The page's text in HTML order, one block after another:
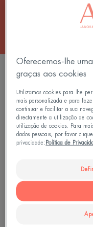
1 resultado
hipersensível"
Creme
Oferecemos-lhe
graças aos cookies
Utilizamos cookies para lhe
mais personalizada e para
continuar e facilitar a sua
directamente a utilização de
utilização de cookies. Para
dados pessoais, por favor
privacidade: Política de